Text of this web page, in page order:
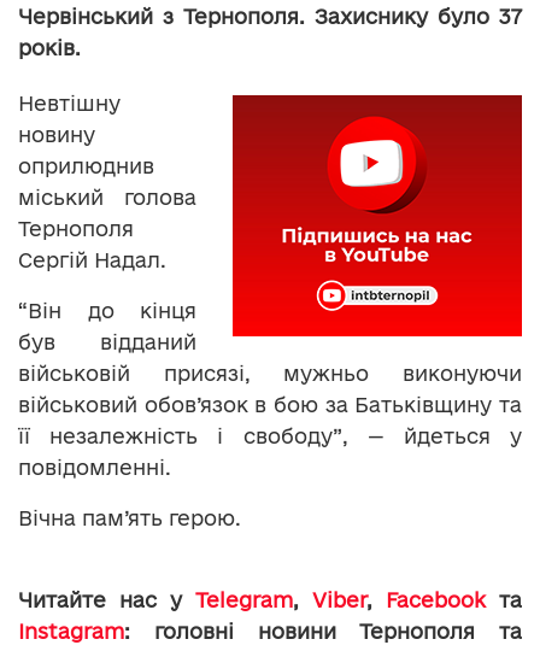
Червінський з Тернополя. Захиснику було 37
років.
Невтішну
новину
оприлюднив
міський голова
Тернополя
Сергій Надал.
“Він до кінця
був відданий
військовій присязі, мужньо виконуючи
військовий обов’язок в бою за Батьківщину та
її незалежність і свободу”, — йдеться у
повідомленні.
Вічна пам’ять герою.
Читайте нас у Telegram, Viber, Facebookта
Instagram: головні новини Тернополя та